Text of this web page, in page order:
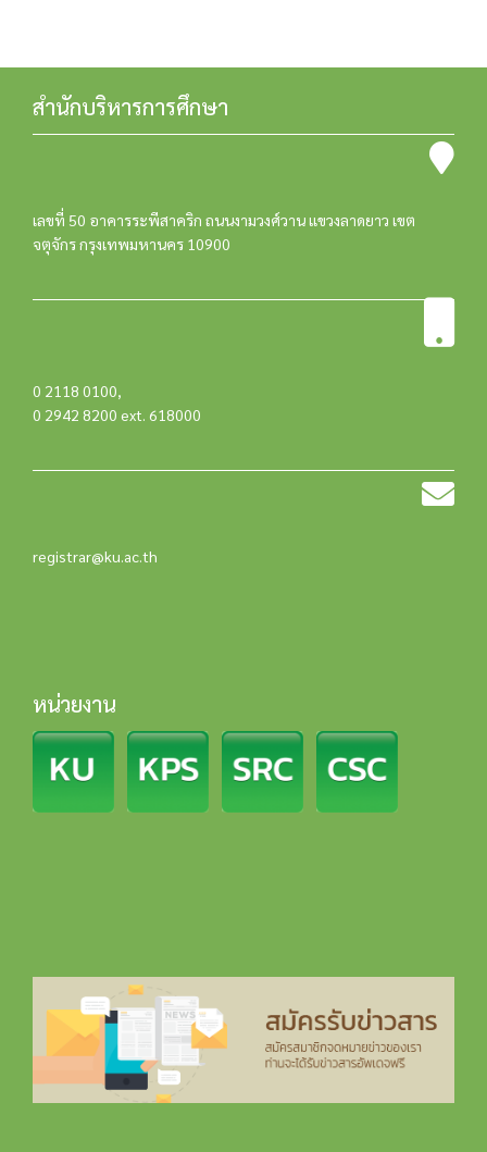
สำนักบริหารการศึกษา
เลขที่ 50 อาคารระพีสาคริก ถนนงามวงศ์วาน แขวงลาดยาว เขต
จตุจักร กรุงเทพมหานคร 10900
0 2118 0100,
0 2942 8200 ext. 618000
registrar@ku.ac.th
หน่วยงาน